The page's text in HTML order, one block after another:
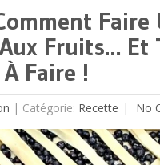
Faire
Fruits… Et
Faire !
| Catégorie: Recette No